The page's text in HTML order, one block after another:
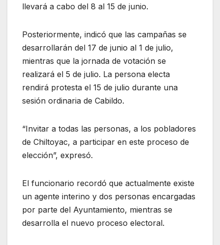
llevará a cabo del 8 al 15 de junio.
Posteriormente, indicó que las campañas se
desarrollarán del 17 de junio al 1 de julio,
mientras que la jornada de votación se
realizará el 5 de julio. La persona electa
rendirá protesta el 15 de julio durante una
sesión ordinaria de Cabildo.
“Invitar a todas las personas, a los pobladores
de Chiltoyac, a participar en este proceso de
elección”, expresó.
El funcionario recordó que actualmente existe
un agente interino y dos personas encargadas
por parte del Ayuntamiento, mientras se
desarrolla el nuevo proceso electoral.